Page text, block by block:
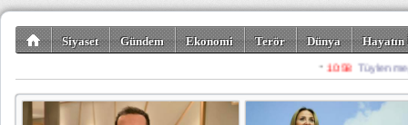
Siyaset Gündem Ekonomi Terör Dünya
Spor Misafir